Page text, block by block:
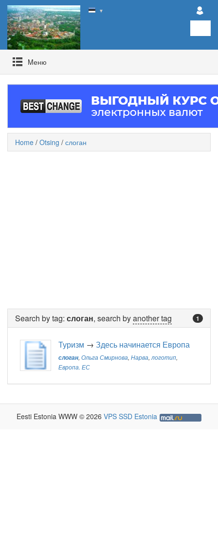
▼
Mеню
Home / Otsing / слоган
1
Search by tag: слоган, search byanother tag
Туризм → Здесь начинается Европа
слоган, Ольга Смирнова, Нарва,логотип,
Европа. ЕС
Eesti Estonia WWW © 2026 VPS SSD Estonia